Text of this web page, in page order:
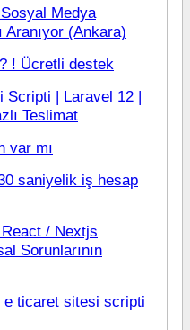
Medya
Aranıyor (Ankara)
! Ücretli destek
Scripti | Laravel 12 |
Teslimat
var mı
saniyelik iş hesap
/ Nextjs
Sorunlarının
ticaret sitesi scripti